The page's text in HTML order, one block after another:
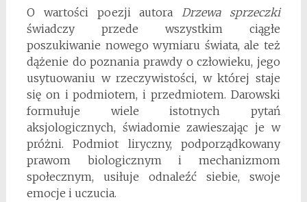
O wartości poezji autora Drzewa sprzeczki
świadczy przede wszystkim ciągłe
poszukiwanie nowego wymiaru świata, ale też
dążenie do poznania prawdy o człowieku, jego
usytuowaniu w rzeczywistości, w której staje
się on i podmiotem, i przedmiotem. Darowski
formułuje wiele istotnych pytań
aksjologicznych, świadomie zawieszając je w
próżni. Podmiot liryczny, podporządkowany
prawom biologicznym i mechanizmom
społecznym, usiłuje odnaleźć siebie, swoje
emocje i uczucia.